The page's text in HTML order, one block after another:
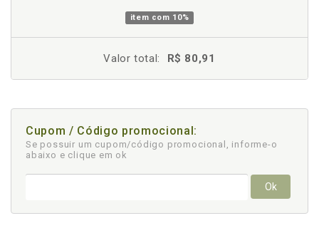
item com 10%
Valor total: R$ 80,91
Cupom / Código promocional:
Se possuir um cupom/código promocional, informe-o
abaixo e clique em ok
Ok